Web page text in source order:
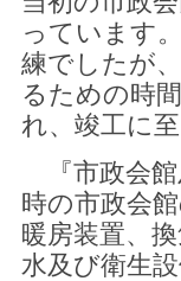
っています
練でしたが
るための時
れ、竣工に
『市政会館
時の市政会
暖房装置、
水及び衛生